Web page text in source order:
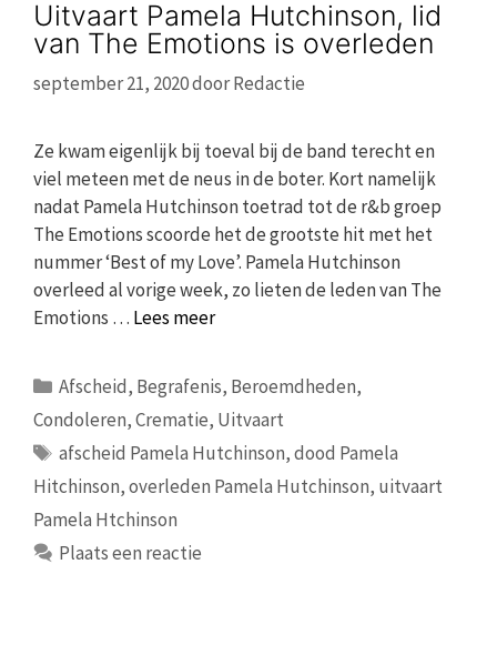
Uitvaart Pamela Hutchinson, lid
van The Emotions is overleden
september 21, 2020doorRedactie
Ze kwam eigenlijk bij toeval bij de band terecht en
viel meteen met de neus in de boter. Kort namelijk
nadat Pamela Hutchinson toetrad tot de r&b groep
The Emotions scoorde het de grootste hit met het
nummer ‘Best of my Love’. Pamela Hutchinson
overleed al vorige week, zo lieten de leden van The
Emotions … Lees meer
Categorieën
Afscheid, Begrafenis, Beroemdheden,
Condoleren,Crematie, Uitvaart
Tags
afscheid Pamela Hutchinson,dood Pamela
Hitchinson,overleden Pamela Hutchinson, uitvaart
Pamela Htchinson
Plaats een reactie